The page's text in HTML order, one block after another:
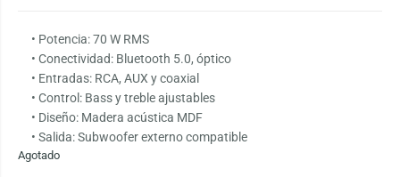
• Potencia: 70 W RMS
• Conectividad: Bluetooth 5.0, óptico
• Entradas: RCA, AUX y coaxial
• Control: Bass y treble ajustables
• Diseño: Madera acústica MDF
• Salida: Subwoofer externo compatible
Agotado